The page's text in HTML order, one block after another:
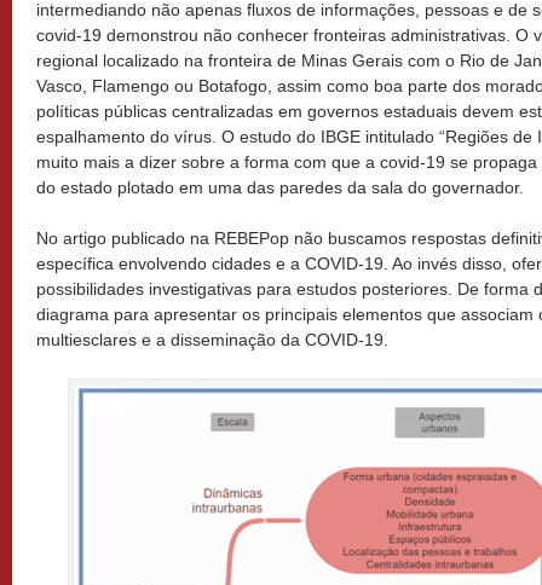
intermediando não apenas fluxos de informações, pessoas e de
covid-19 demonstrou não conhecer fronteiras administrativas. O
regional localizado na fronteira de Minas Gerais com o Rio de
Vasco, Flamengo ou Botafogo, assim como boa parte dos
políticas públicas centralizadas em governos estaduais devem
espalhamento do vírus. O estudo do IBGE intitulado “Regiões de
muito mais a dizer sobre a forma com que a covid-19 se
do estado plotado em uma das paredes da sala do governador.
No artigo publicado na REBEPop não buscamos respostas
específica envolvendo cidades e a COVID-19. Ao invés disso,
possibilidades investigativas para estudos posteriores. De forma
diagrama para apresentar os principais elementos que associam
multiesclares e a disseminação da COVID-19.